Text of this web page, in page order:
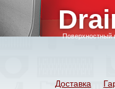
Поверхностный
Доставка